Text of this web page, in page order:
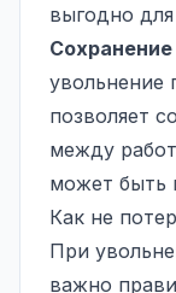
выгодно
увольнение
позволяет
между
может быть
Как не
При
важно